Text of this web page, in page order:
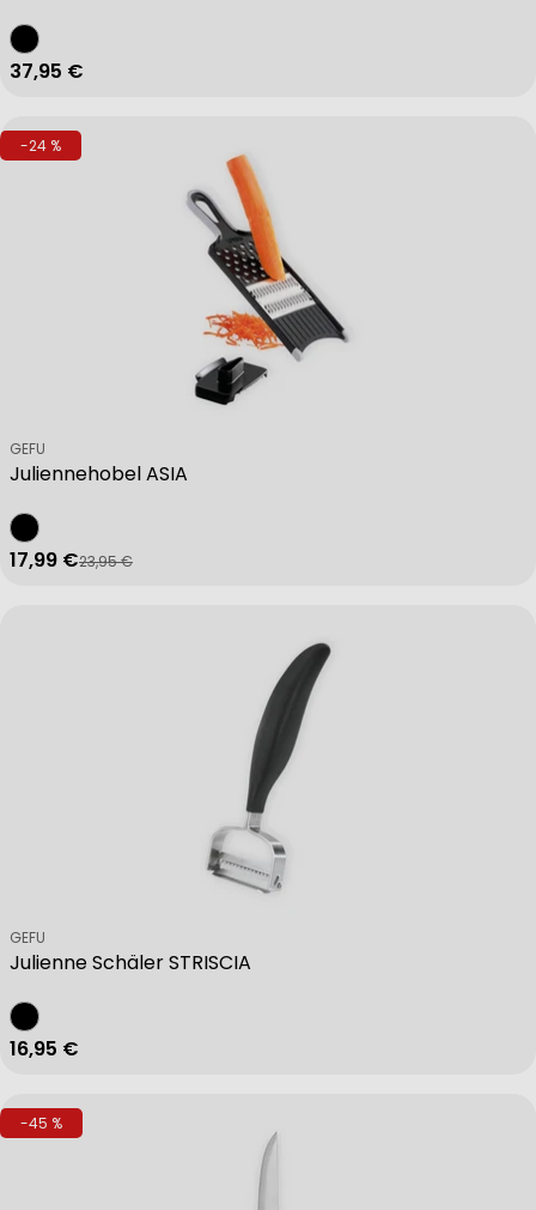
Regulärer Preis
37,95 €
-24 %
Juliennehobel ASIA
Verkäufer:
GEFU
Verkaufspreis
17,99 €
Regulärer Preis
23,95 €
Julienne Schäler STRISCIA
Verkäufer:
GEFU
Regulärer Preis
16,95 €
-45 %